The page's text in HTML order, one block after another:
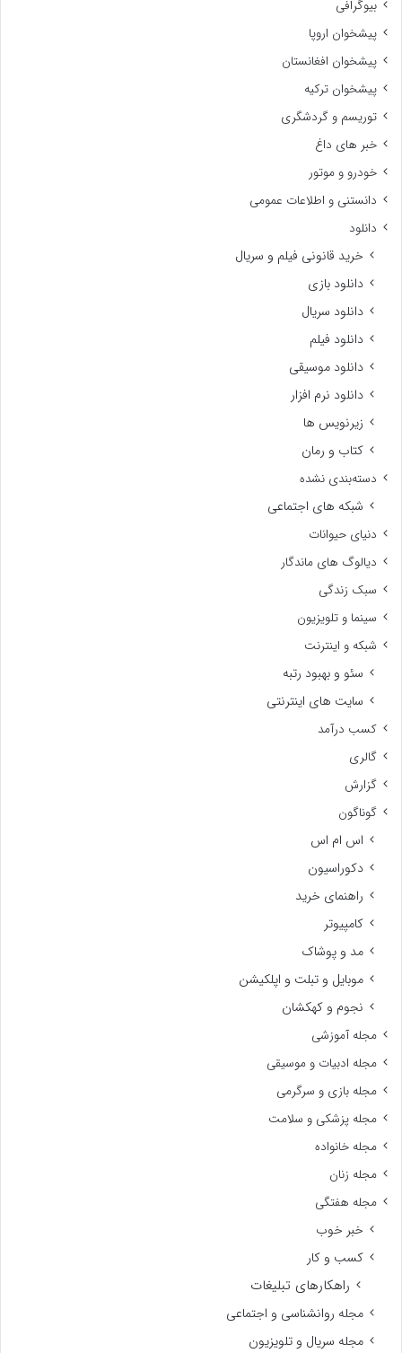
بیوگرافی
پیشخوان اروپا
پیشخوان افغانستان
پیشخوان ترکیه
توریسم و گردشگری
خبر های داغ
خودرو و موتور
دانستنی و اطلاعات عمومی
دانلود
خرید قانونی فیلم و سریال
دانلود بازی
دانلود سریال
دانلود فیلم
دانلود موسیقی
دانلود نرم افزار
زیرنویس ها
کتاب و رمان
دسته‌بندی نشده
شبکه های اجتماعی
دنیای حیوانات
دیالوگ های ماندگار
سبک زندگی
سینما و تلویزیون
شبکه و اینترنت
سئو و بهبود رتبه
سایت های اینترنتی
کسب درآمد
گالری
گزارش
گوناگون
اس ام اس
دکوراسیون
راهنمای خرید
کامپیوتر
مد و پوشاک
موبایل و تبلت و اپلکیشن
نجوم و کهکشان
مجله آموزشی
مجله ادبیات و موسیقی
مجله بازی و سرگرمی
مجله پزشکی و سلامت
مجله خانواده
مجله زنان
مجله هفتگی
خبر خوب
کسب و کار
راهکارهای تبلیغات
مجله روانشناسی و اجتماعی
مجله سریال و تلویزیون